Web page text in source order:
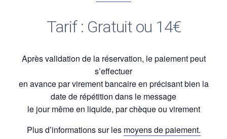
Tarif : Gratuit ou 14€
Après validation de la réservation, le paiement peut
s’effectuer
en avance par virement bancaire en précisant bien la
date de répétition dans le message
le jour même en liquide, par chèque ou virement
Plus d’informations sur les moyens de paiement.